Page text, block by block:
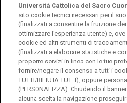
© Università Cattolica del Sacro
Largo A. Gemelli 1, 20123 Milano
PI 02133120150
Università Cattolica del Sacro
sito cookie tecnici necessari per il
(finalizzati a consentire la fruizione
ottimizzare l'esperienza utente) e,
cookie ed altri strumenti di
(finalizzati a elaborare statistiche e
proporre servizi in linea con le tue
fornire/negare il consenso a tutti i
TUTTI/RIFIUTA TUTTI), oppure
(PERSONALIZZA). Chiudendo il
alcuna scelta la navigazione